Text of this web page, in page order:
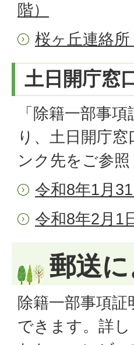
階）
桜ヶ丘連絡
土日開庁窓
「除籍一部事
り、土日開庁
ンク先をご参照
令和8年1月
令和8年2月1
郵送
除籍一部事項
できます。詳